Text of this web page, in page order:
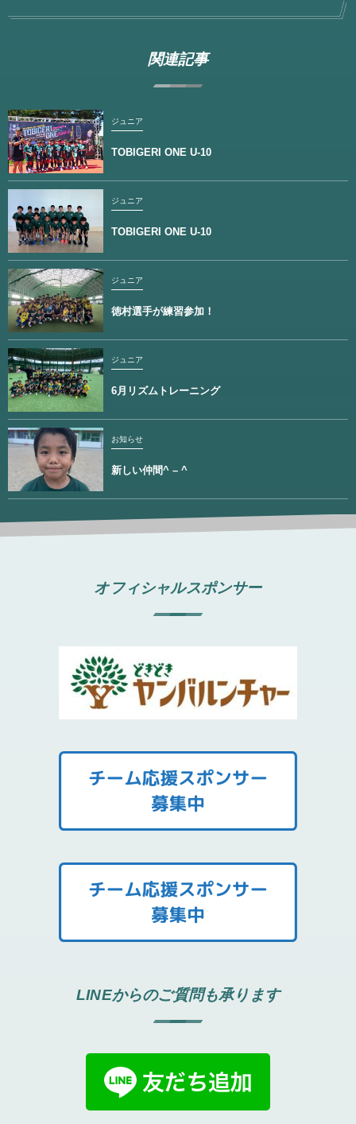
関連記事
ジュニア
TOBIGERI ONE U-10
ジュニア
TOBIGERI ONE U-10
ジュニア
徳村選手が練習参加！
ジュニア
6月リズムトレーニング
お知らせ
新しい仲間^ – ^
オフィシャルスポンサー
LINEからのご質問も承ります